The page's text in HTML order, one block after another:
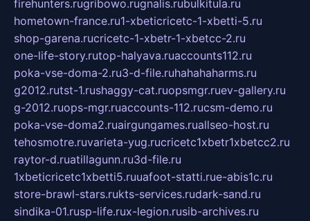
firehunters.rugribowo.rugnalis.rubulkitula.ru
hometown-france.ru1-xbeticricetc-1-xbetti-5.ru
shop-garena.rucricetc-1-xbetr-1-xbetcc-2.ru
one-life-story.rutop-halyava.ruaccounts112.ru
poka-vse-doma-2.ru3-d-file.ruhahahaharms.ru
g2012.rutst-1.rushaggy-cat.ruopsmgr.ruev-gallery.ru
g-2012.ruops-mgr.ruaccounts-112.rucsm-demo.ru
poka-vse-doma2.ruairgungames.ruallseo-host.ru
tehosmotre.ruvarieta-yug.rucricetc1xbetr1xbetcc2.ru
raytor-d.ruatillagunn.ru3d-file.ru
1xbeticricetc1xbetti5.ruuafoot-statti.rue-abis1c.ru
store-brawl-stars.rukts-services.rudark-sand.ru
sindika-01.rusp-life.rux-legion.rusib-archives.ru